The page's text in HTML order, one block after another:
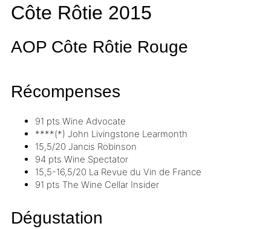
Côte Rôtie 2015
AOP Côte Rôtie Rouge
Récompenses
91 pts Wine Advocate
****(*) John Livingstone Learmonth
15,5/20 Jancis Robinson
94 pts Wine Spectator
15,5-16,5/20 La Revue du Vin de France
91 pts The Wine Cellar Insider
Dégustation